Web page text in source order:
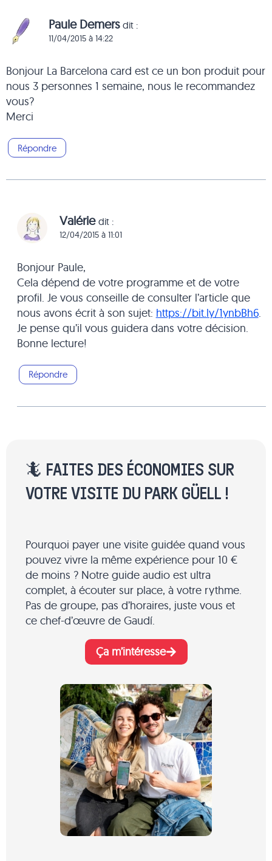
Paule Demers dit :
11/04/2015 à 14:22
Bonjour La Barcelona card est ce un bon produit pour
nous 3 personnes 1 semaine, nous le recommandez
vous?
Merci
Répondre
Valérie dit :
12/04/2015 à 11:01
Bonjour Paule,
Cela dépend de votre programme et de votre
profil. Je vous conseille de consulter l’article que
nous avons écrit à son sujet: https://bit.ly/1ynbBh6.
Je pense qu’il vous guidera dans votre décision.
Bonne lecture!
Répondre
🦎 FAITES DES ÉCONOMIES SUR
VOTRE VISITE DU PARK GÜELL !
Pourquoi payer une visite guidée quand vous
pouvez vivre la même expérience pour 10 €
de moins ? Notre guide audio est ultra
complet, à écouter sur place, à votre rythme.
Pas de groupe, pas d’horaires, juste vous et
ce chef-d’œuvre de Gaudí.
Ça m’intéresse